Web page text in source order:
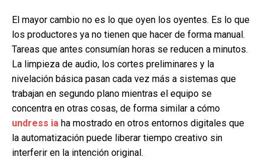
El mayor cambio no es lo que oyen los oyentes. Es lo que
los productores ya no tienen que hacer de forma manual.
Tareas que antes consumían horas se reducen a minutos.
La limpieza de audio, los cortes preliminares y la
nivelación básica pasan cada vez más a sistemas que
trabajan en segundo plano mientras el equipo se
concentra en otras cosas, de forma similar a cómo
undress ia ha mostrado en otros entornos digitales que
la automatización puede liberar tiempo creativo sin
interferir en la intención original.